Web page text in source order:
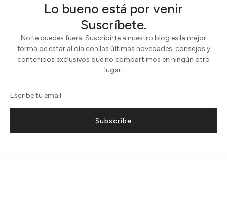
Lo bueno está por venir
Suscríbete.
No te quedes fuera. Suscribirte a nuestro blog es la mejor
forma de estar al día con las últimas novedades, consejos y
contenidos exclusivos que no compartimos en ningún otro
lugar.
Subscribe